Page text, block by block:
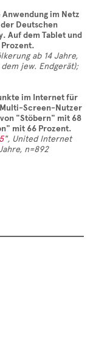
im Netz
Deutschen
Auf dem Tablet und
ab 14 Jahre,
jew. Endgerät);
im Internet für
Screen-Nutzer
"Stöbern" mit 68
mit 66 Prozent.
", United Internet
n=892